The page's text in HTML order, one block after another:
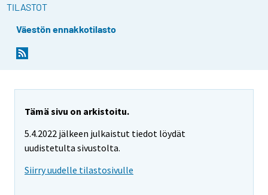
TILASTOT
Väestön ennakkotilasto
Tämä sivu on arkistoitu.
5.4.2022 jälkeen julkaistut tiedot löydät
uudistetulta sivustolta.
Siirry uudelle tilastosivulle